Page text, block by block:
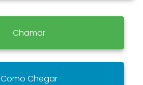
Chamar
Como Chegar